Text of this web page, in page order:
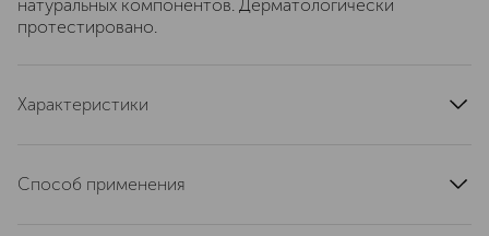
натуральных компонентов. Дерматологически
протестировано.
Характеристики
Способ применения